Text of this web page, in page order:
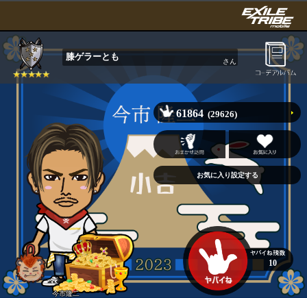
膝ゲラーとも さん
今市隆二
61864 (29626)
10